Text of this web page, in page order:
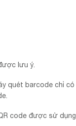
lưu ý.
quét barcode chỉ có
code được sử dụng